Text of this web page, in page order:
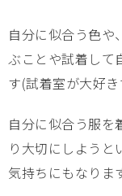
自分に似合う色や
ぶことや試着して
す(試着室が大好
自分に似合う服を
り大切にしようと
気持ちにもなりま